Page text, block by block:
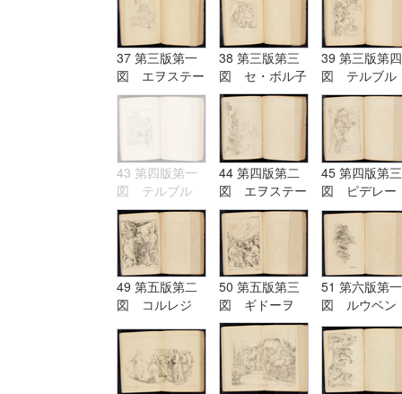
37 第三版第一
図 エヲステー
ド Aostade
38 第三版第三
図 セ・ボル子
ツト I.Burnet
39 第三版第四
図 テルブル
グ terburg
43 第四版第一
図 テルブル
グ Terburg
44 第四版第二
図 エヲステー
ド Aostade
45 第四版第三
図 ピデレー
ル PDeLwer
49 第五版第二
図 コルレジ
50 第五版第三
図 ギドーヲ
Guido
51 第六版第一
図 ルウベン
ス Reubens